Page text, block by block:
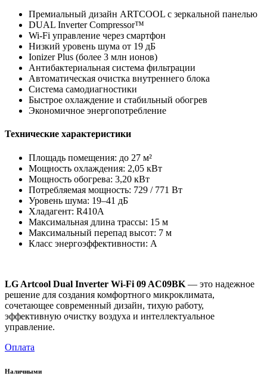
Премиальный дизайн ARTCOOL с зеркальной панелью
DUAL Inverter Compressor™
Wi-Fi управление через смартфон
Низкий уровень шума от 19 дБ
Ionizer Plus (более 3 млн ионов)
Антибактериальная система фильтрации
Автоматическая очистка внутреннего блока
Система самодиагностики
Быстрое охлаждение и стабильный обогрев
Экономичное энергопотребление
Технические характеристики
Площадь помещения: до 27 м²
Мощность охлаждения: 2,05 кВт
Мощность обогрева: 3,20 кВт
Потребляемая мощность: 729 / 771 Вт
Уровень шума: 19–41 дБ
Хладагент: R410A
Максимальная длина трассы: 15 м
Максимальный перепад высот: 7 м
Класс энергоэффективности: A
LG Artcool Dual Inverter Wi-Fi 09 AC09BK — это надежное
решение для создания комфортного микроклимата,
сочетающее современный дизайн, тихую работу,
эффективную очистку воздуха и интеллектуальное
управление.
Оплата
Наличными